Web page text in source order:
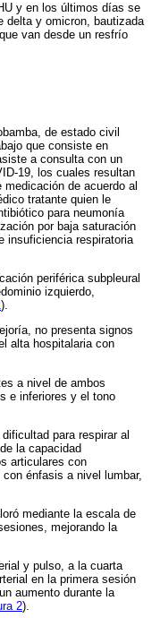
y en los últimos días se
delta y omicron, bautizada
van desde un resfrío
de estado civil
que consiste en
a consulta con un
19, los cuales resultan
de acuerdo al
tratante quien le
para neumonía
por baja saturación
insuficiencia respiratoria
periférica subpleural
izquierdo,
).
no presenta signos
alta hospitalaria con
a nivel de ambos
e inferiores y el tono
para respirar al
la capacidad
articulares con
énfasis a nivel lumbar,
mediante la escala de
mejorando la
y pulso, a la cuarta
en la primera sesión
aumento durante la
2).